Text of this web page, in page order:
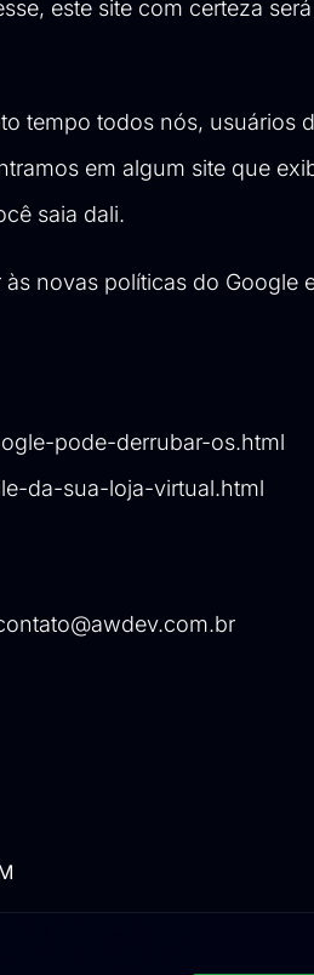
este site com certeza
tempo todos nós, usuários
em algum site que
saia dali.
novas políticas do Google
pode-derrubar-os.html
da-sua-loja-virtual.html